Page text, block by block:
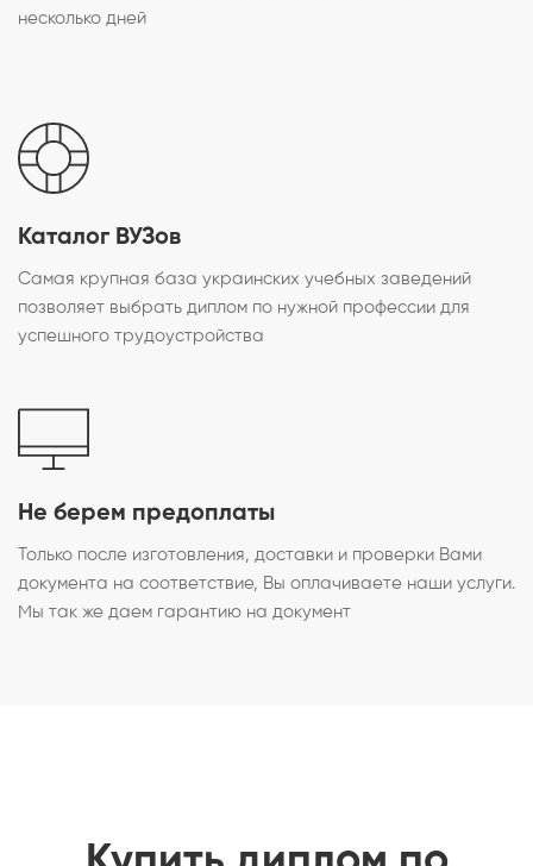
несколько дней
Каталог ВУЗов
Самая крупная база украинских учебных заведений
позволяет выбрать диплом по нужной профессии для
успешного трудоустройства
Не берем предоплаты
Только после изготовления, доставки и проверки Вами
документа на соответствие, Вы оплачиваете наши услуги.
Мы так же даем гарантию на документ